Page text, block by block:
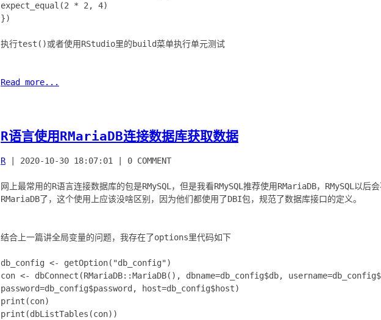
expect_equal(2 * 2, 4)
})
执行test()或者使用RStudio里的build菜单执行单元测试
Read more...
R语言使用RMariaDB连接数据库获取数据
R 2020-10-30 18:07:01 0 COMMENT
网上最常用的R语言连接数据库的包是RMySQL，但是我看RMySQL推荐使用RMariaDB，RMySQL以后
RMariaDB了，这个使用上应该没啥区别，因为他们都使用了DBI包，规范了数据库接口的定义。
结合上一篇讲全局变量的问题，我存在了options里代码如下
db_config <- getOption("db_config")
con <- dbConnect(RMariaDB::MariaDB(), dbname=db_config$db,
password=db_config$password, host=db_config$host)
print(con)
print(dbListTables(con))